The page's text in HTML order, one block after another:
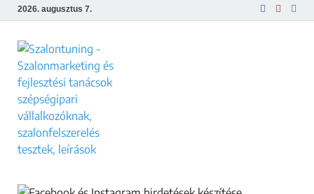
2026. augusztus 7.